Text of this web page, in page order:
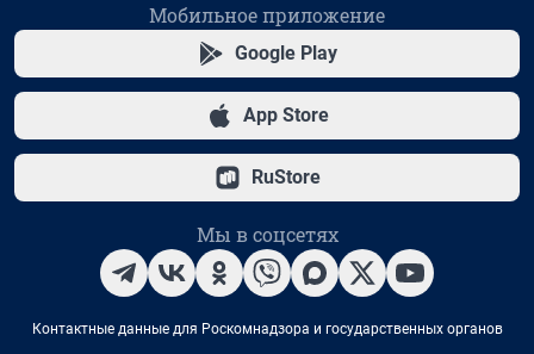
Мобильное приложение
Google Play
App Store
RuStore
Мы в соцсетях
Контактные данные для Роскомнадзора и государственных органов